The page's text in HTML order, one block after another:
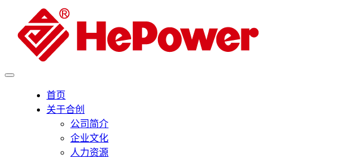
首页
关于合创
公司简介
企业文化
人力资源